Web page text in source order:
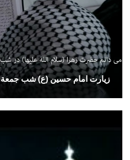
زيارت امام حسين (ع) شب جمعة